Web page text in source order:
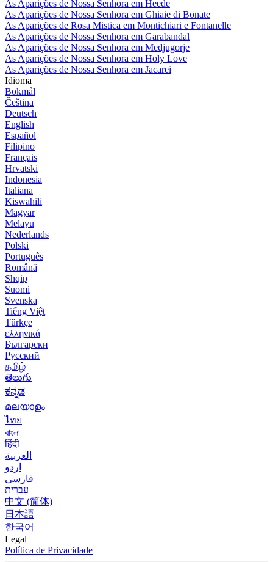
As Aparições de Nossa Senhora em Heede
As Aparições de Nossa Senhora em Ghiaie di Bonate
As Aparições de Rosa Mistica em Montichiari e Fontanelle
As Aparições de Nossa Senhora em Garabandal
As Aparições de Nossa Senhora em Medjugorje
As Aparições de Nossa Senhora em Holy Love
As Aparições de Nossa Senhora em Jacarei
Idioma
Bokmål
Čeština
Deutsch
English
Español
Filipino
Français
Hrvatski
Indonesia
Italiana
Kiswahili
Magyar
Melayu
Nederlands
Polski
Português
Română
Shqip
Suomi
Svenska
Tiếng Việt
Türkçe
ελληνικά
Български
Русский
தமிழ்
తెలుగు
ಕನ್ನಡ
മലയാളം
ไทย
বাংলা
हिंदी
العربية
اردو
فارسی
עִברִית
中文 (简体)
日本語
한국어
Legal
Política de Privacidade